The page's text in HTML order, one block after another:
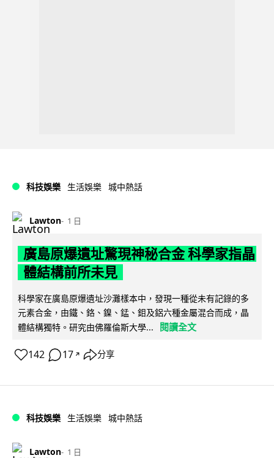
科技娛樂 生活娛樂 城中熱話
Lawton 1 日
廣島原爆遺址驚現神秘合金 科學家指晶
體結構前所未見
科學家在廣島原爆遺址沙灘樣本中，發現一種從未有記錄的多
元素合金，由鐵、鉻、鎳、錳、鉬及鋁六種金屬混合而成，晶
體結構獨特。研究由佛羅倫斯大學...
閱讀全文
142 17 ↗ 分享
科技娛樂 生活娛樂 城中熱話
Lawton 1 日